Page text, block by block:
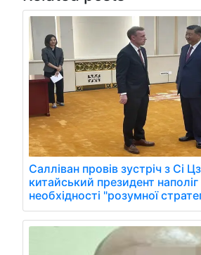
Салліван провів зустріч з Сі
китайський президент наполіг
необхідності "розумної